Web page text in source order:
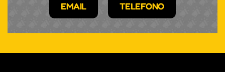
EMAIL TELEFONO